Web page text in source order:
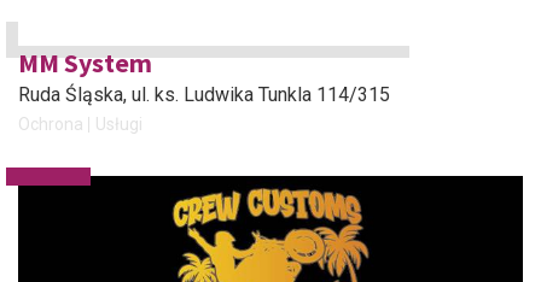
MM System
Ruda Śląska, ul. ks. Ludwika Tunkla 114/315
Ochrona Usługi